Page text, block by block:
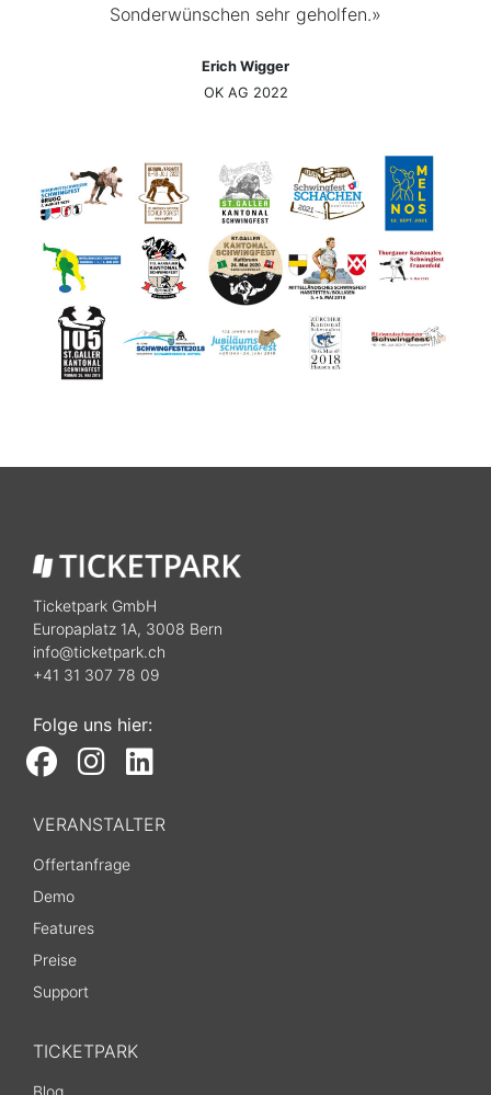
Sonderwünschen sehr geholfen.»
Erich Wigger
OK AG 2022
Ticketpark GmbH
Europaplatz 1A, 3008 Bern
info@ticketpark.ch
+41 31 307 78 09
Folge uns hier:
VERANSTALTER
Offertanfrage
Demo
Features
Preise
Support
TICKETPARK
Blog